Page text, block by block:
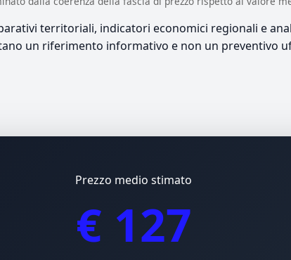
territoriali, indicatori economici regionali e
un riferimento informativo e non un preventivo
Prezzo medio stimato
€ 127